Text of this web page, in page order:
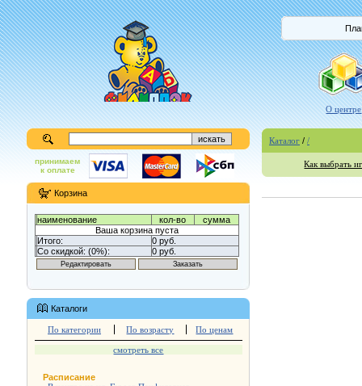
О центре
принимаем
к оплате
Корзина
наименование кол-во
сумма
Ваша корзина пуста
Итого:
0 руб.
Со скидкой: (0%):
0 руб.
Каталоги
По категории По возрасту По ценам
смотреть все
Расписание
Каталог / /
Как выбрать